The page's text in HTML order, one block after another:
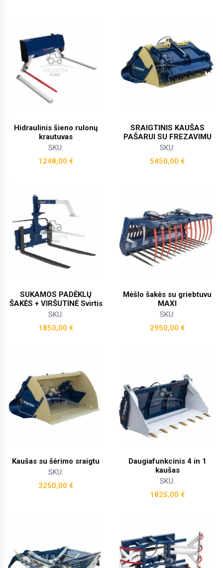
Hidraulinis šieno rulonų
krautuvas
SKU:
1248,00 €
SRAIGTINIS KAUŠAS
PAŠARUI SU FREZAVIMU
SKU:
5450,00 €
SUKAMOS PADĖKLŲ
ŠAKĖS + VIRŠUTINĖ Svirtis
SKU:
1850,00 €
Mėšlo šakės su griebtuvu
MAXI
SKU:
2950,00 €
Kaušas su šėrimo sraigtu
SKU:
3250,00 €
Daugiafunkcinis 4 in 1
kaušas
SKU:
1825,00 €